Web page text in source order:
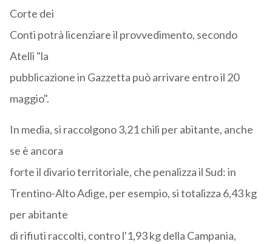
Corte dei
Conti potrà licenziare il provvedimento, secondo
Atelli "la
pubblicazione in Gazzetta può arrivare entro il 20
maggio".
In media, si raccolgono 3,21 chili per abitante, anche
se è ancora
forte il divario territoriale, che penalizza il Sud: in
Trentino-Alto Adige, per esempio, si totalizza 6,43 kg
per abitante
di rifiuti raccolti, contro l'1,93 kg della Campania,